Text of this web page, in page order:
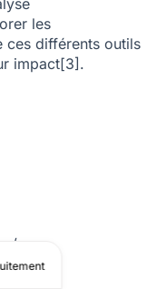
les
ces différents outils
impact[3].